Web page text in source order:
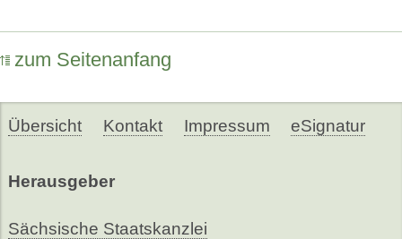
zum Seitenanfang
Übersicht Kontakt Impressum eSignatur
Herausgeber
Sächsische Staatskanzlei